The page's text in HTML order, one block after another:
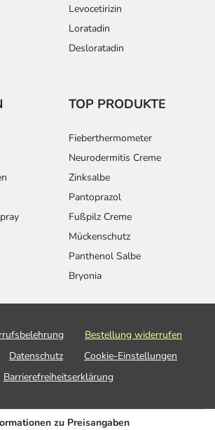
Levocetirizin
Loratadin
Desloratadin
TOP PRODUKTE
Fieberthermometer
Neurodermitis Creme
Zinksalbe
Pantoprazol
Fußpilz Creme
Mückenschutz
Panthenol Salbe
Bryonia
Bestellung widerrufen
Datenschutz
Cookie-Einstellungen
Barrierefreiheitserklärung
zu Preisangaben